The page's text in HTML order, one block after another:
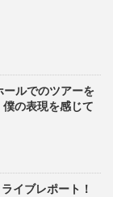
ルでのツアーを
の表現を感じて
イブレポート！